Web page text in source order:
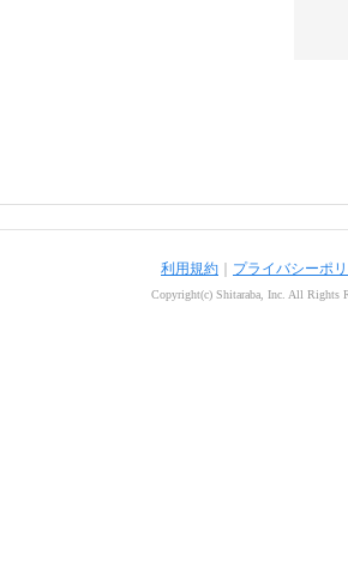
利用規約 プライバシーポ
Copyright(c) Shitaraba, Inc. All Rights